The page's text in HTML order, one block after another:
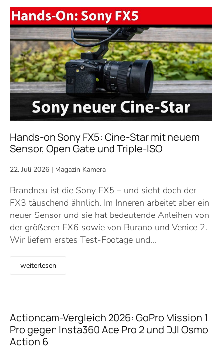
Hands-on Sony FX5: Cine-Star mit neuem
Sensor, Open Gate und Triple-ISO
22. Juli 2026 | Magazin Kamera
Brandneu ist die Sony FX5 – und sieht doch der
FX3 täuschend ähnlich. Im Inneren arbeitet aber ein
neuer Sensor und sie hat bedeutende Anleihen von
der größeren FX6 sowie von Burano und Venice 2.
Wir liefern erstes Test-Footage und…
weiterlesen
Actioncam-Vergleich 2026: GoPro Mission 1
Pro gegen Insta360 Ace Pro 2 und DJI Osmo
Action 6